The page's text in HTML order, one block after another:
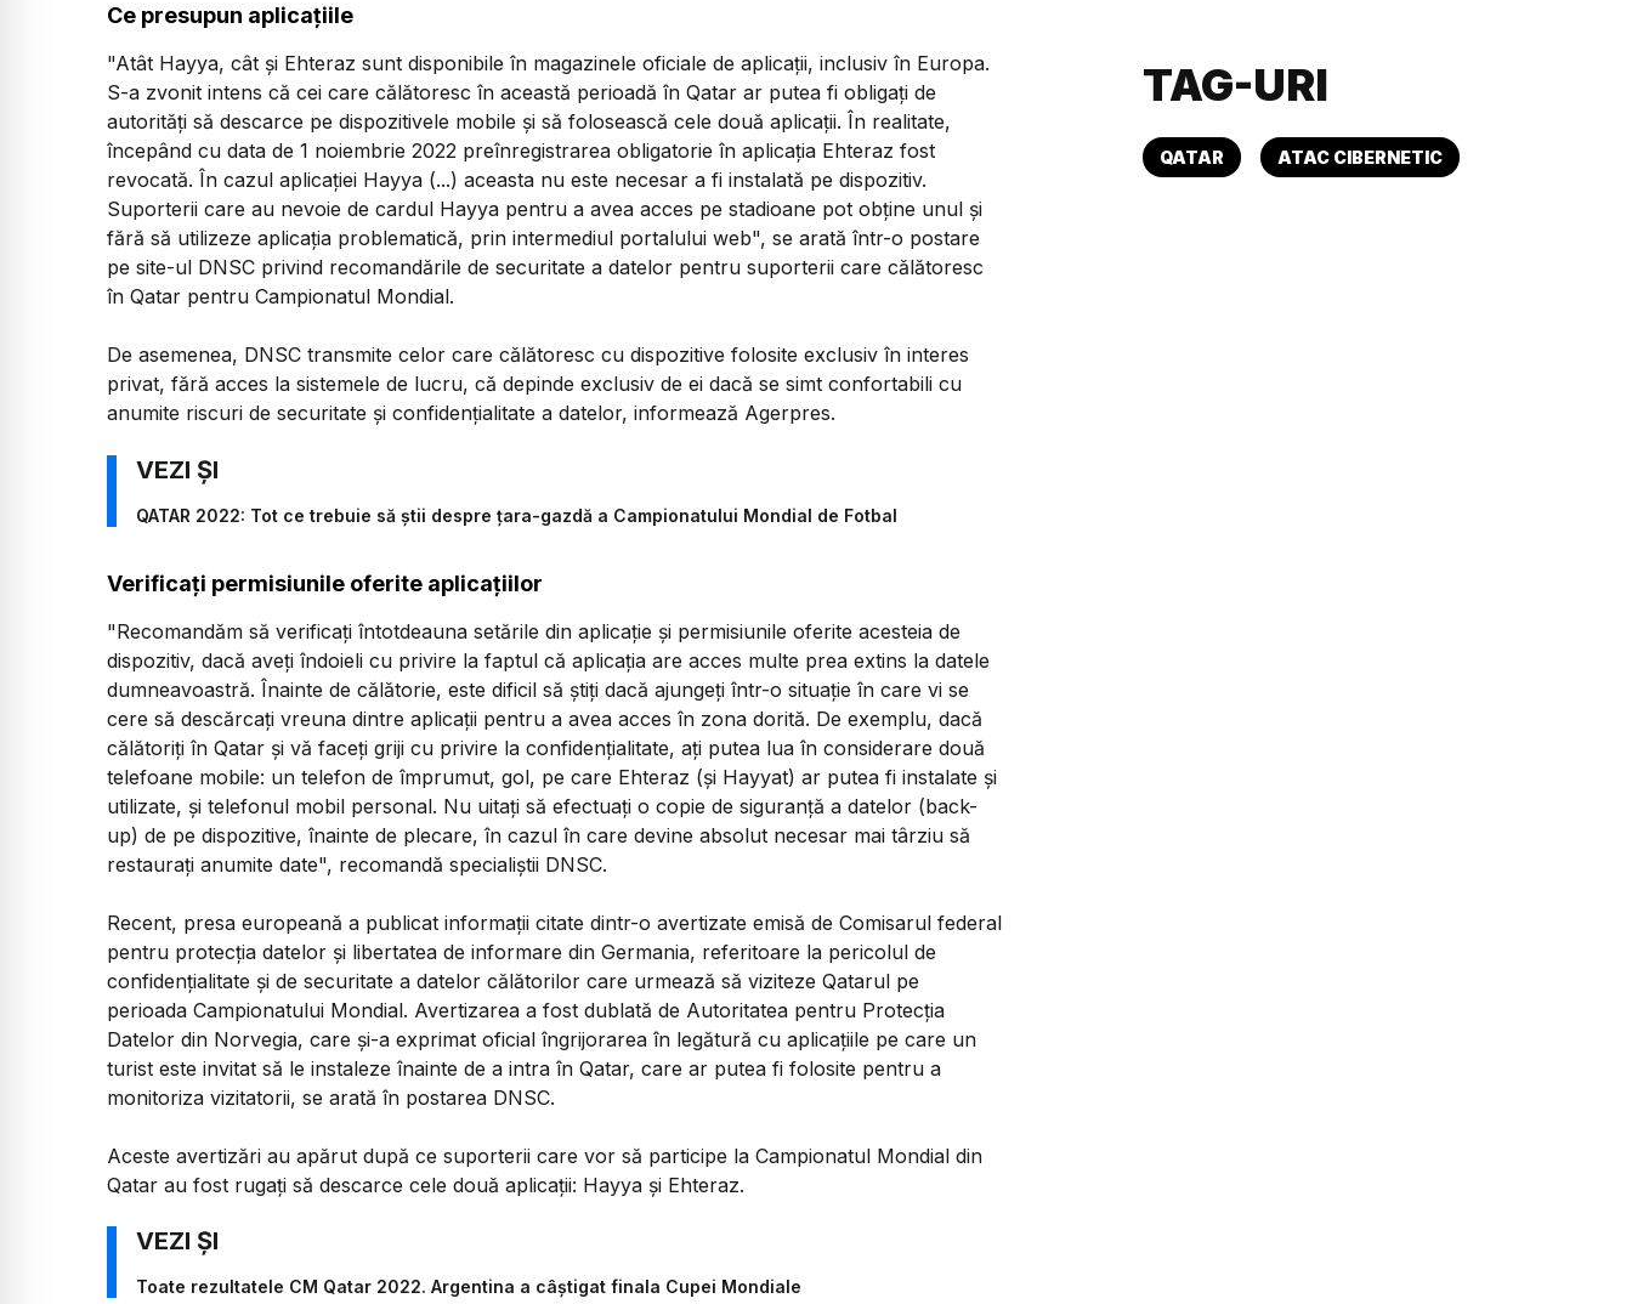
Ce presupun aplicațiile
"Atât Hayya, cât şi Ehteraz sunt disponibile în magazinele oficiale de aplicaţii, inclusiv în Europa.
S-a zvonit intens că cei care călătoresc în această perioadă în Qatar ar putea fi obligaţi de
autorităţi să descarce pe dispozitivele mobile şi să folosească cele două aplicaţii. În realitate,
începând cu data de 1 noiembrie 2022 preînregistrarea obligatorie în aplicaţia Ehteraz fost
revocată. În cazul aplicaţiei Hayya (...) aceasta nu este necesar a fi instalată pe dispozitiv.
Suporterii care au nevoie de cardul Hayya pentru a avea acces pe stadioane pot obţine unul şi
fără să utilizeze aplicaţia problematică, prin intermediul portalului web", se arată într-o postare
pe site-ul DNSC privind recomandările de securitate a datelor pentru suporterii care călătoresc
în Qatar pentru Campionatul Mondial.
De asemenea, DNSC transmite celor care călătoresc cu dispozitive folosite exclusiv în interes
privat, fără acces la sistemele de lucru, că depinde exclusiv de ei dacă se simt confortabili cu
anumite riscuri de securitate şi confidenţialitate a datelor, informează Agerpres.
QATAR 2022: Tot ce trebuie să știi despre țara-gazdă a Campionatului Mondial de Fotbal
Verificați permisiunile oferite aplicațiilor
"Recomandăm să verificaţi întotdeauna setările din aplicaţie şi permisiunile oferite acesteia de
dispozitiv, dacă aveţi îndoieli cu privire la faptul că aplicaţia are acces multe prea extins la datele
dumneavoastră. Înainte de călătorie, este dificil să ştiţi dacă ajungeţi într-o situaţie în care vi se
cere să descărcaţi vreuna dintre aplicaţii pentru a avea acces în zona dorită. De exemplu, dacă
călătoriţi în Qatar şi vă faceţi griji cu privire la confidenţialitate, aţi putea lua în considerare două
telefoane mobile: un telefon de împrumut, gol, pe care Ehteraz (şi Hayyat) ar putea fi instalate şi
utilizate, şi telefonul mobil personal. Nu uitaţi să efectuaţi o copie de siguranţă a datelor (back-
up) de pe dispozitive, înainte de plecare, în cazul în care devine absolut necesar mai târziu să
restauraţi anumite date", recomandă specialiştii DNSC.
Recent, presa europeană a publicat informaţii citate dintr-o avertizate emisă de Comisarul federal
pentru protecţia datelor şi libertatea de informare din Germania, referitoare la pericolul de
confidenţialitate şi de securitate a datelor călătorilor care urmează să viziteze Qatarul pe
perioada Campionatului Mondial. Avertizarea a fost dublată de Autoritatea pentru Protecţia
Datelor din Norvegia, care şi-a exprimat oficial îngrijorarea în legătură cu aplicaţiile pe care un
turist este invitat să le instaleze înainte de a intra în Qatar, care ar putea fi folosite pentru a
monitoriza vizitatorii, se arată în postarea DNSC.
Aceste avertizări au apărut după ce suporterii care vor să participe la Campionatul Mondial din
Qatar au fost rugaţi să descarce cele două aplicaţii: Hayya şi Ehteraz.
Toate rezultatele CM Qatar 2022. Argentina a câștigat finala Cupei Mondiale
TAG-URI
QATAR ATAC CIBERNETIC